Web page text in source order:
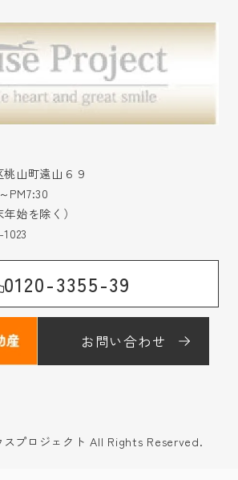
山町遠山６９
PM7:30
始を除く）
0120-3355-39
お問い合わせ
プロジェクト All Rights Reserved.